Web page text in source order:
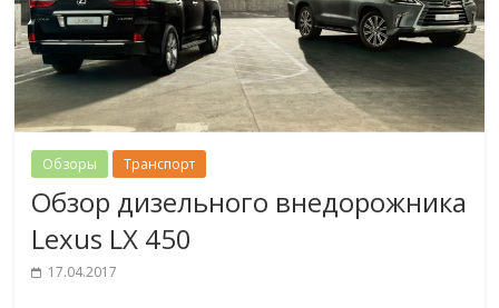
Обзоры Транспорт
Обзор дизельного внедорожника
Lexus LX 450
17.04.2017